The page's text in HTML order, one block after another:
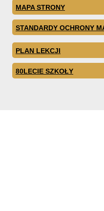
MAPA STRONY
STANDARDY OCHRONY
PLAN LEKCJI
80LECIE SZKOŁY